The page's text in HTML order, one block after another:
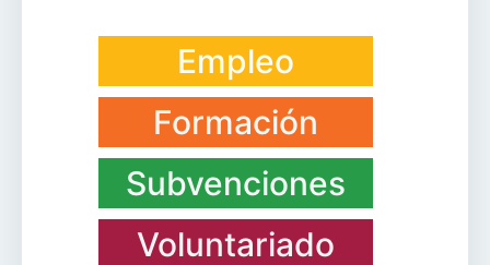
Empleo
Formación
Subvenciones
Voluntariado